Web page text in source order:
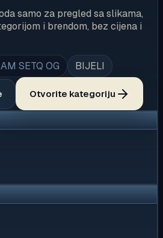
samo za pregled sa slikama,
i brendom, bez cijena i
SETQ OG BIJELI
Otvorite kategoriju